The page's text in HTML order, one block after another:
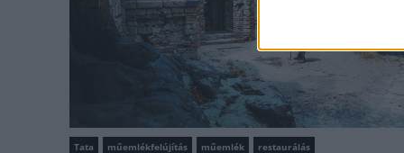
Tata műemlékfelújítás műemlék restaurálás